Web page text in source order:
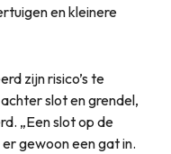
en kleinere
zijn risico’s te
slot en grendel,
„Een slot op de
gewoon een gat in.